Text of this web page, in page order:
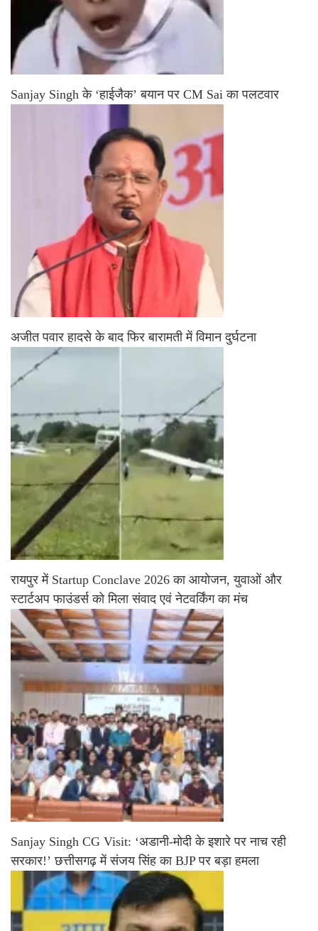
Sanjay Singh के ‘हाईजैक’ बयान पर CM Sai का पलटवार
अजीत पवार हादसे के बाद फिर बारामती में विमान दुर्घटना
रायपुर में Startup Conclave 2026 का आयोजन, युवाओं और
स्टार्टअप फाउंडर्स को मिला संवाद एवं नेटवर्किंग का मंच
Sanjay Singh CG Visit: ‘अडानी-मोदी के इशारे पर नाच रही
सरकार!’ छत्तीसगढ़ में संजय सिंह का BJP पर बड़ा हमला